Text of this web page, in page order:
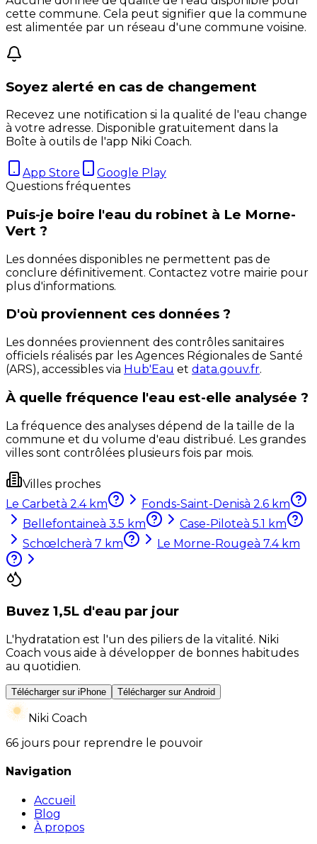
cette commune. Cela peut signifier que la commune
est alimentée par un réseau d'une commune voisine.
Soyez alerté en cas de changement
Recevez une notification si la qualité de l'eau change
à votre adresse. Disponible gratuitement dans la
Boîte à outils de l'app Niki Coach.
App Store
Google Play
Questions fréquentes
Puis-je boire l'eau du robinet à Le Morne-
Vert ?
Les données disponibles ne permettent pas de
conclure définitivement. Contactez votre mairie pour
plus d'informations.
D'où proviennent ces données ?
Les données proviennent des contrôles sanitaires
officiels réalisés par les Agences Régionales de Santé
(ARS), accessibles via Hub'Eau et data.gouv.fr.
À quelle fréquence l'eau est-elle analysée ?
La fréquence des analyses dépend de la taille de la
commune et du volume d'eau distribué. Les grandes
villes sont contrôlées plusieurs fois par mois.
Villes proches
Le Carbetà 2.4km Fonds-Saint-Denisà 2.6 km
Bellefontaineà 3.5 km Case-Piloteà 5.1 km
Schœlcherà 7 km Le Morne-Rougeà 7.4km
Buvez 1,5L d'eau par jour
L'hydratation est l'un des piliers de la vitalité. Niki
Coach vous aide à développer de bonnes habitudes
au quotidien.
Télécharger sur iPhone Télécharger sur Android
Niki Coach
66 jours pour reprendre le pouvoir
Navigation
Accueil
Blog
À propos